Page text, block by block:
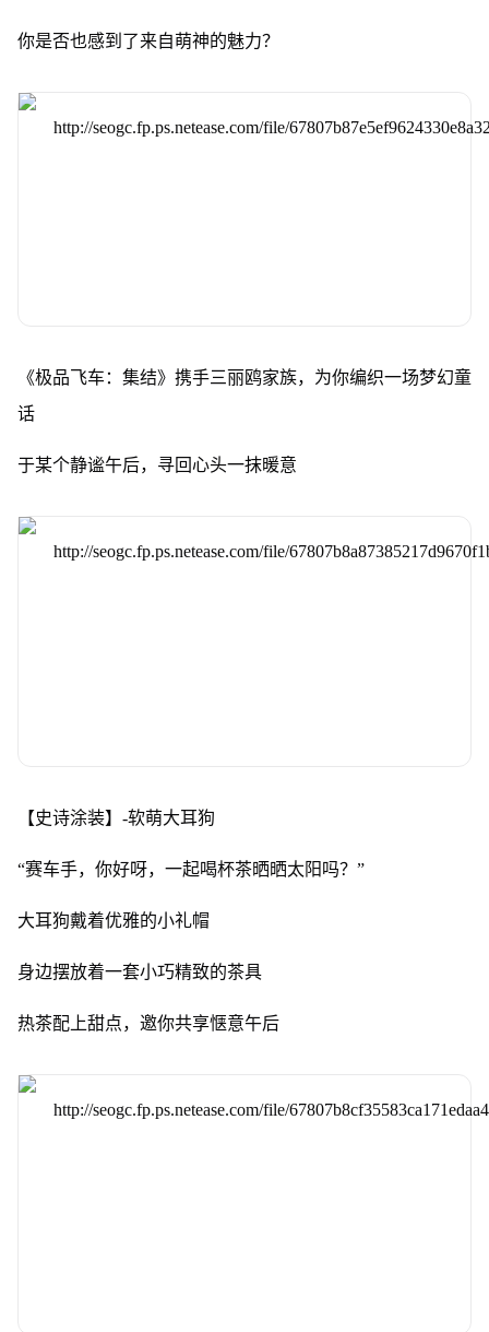
你是否也感到了来自萌神的魅力？
《极品飞车：集结》携手三丽鸥家族，为你编织一场梦幻童
话
于某个静谧午后，寻回心头一抹暖意
【史诗涂装】-软萌大耳狗
“赛车手，你好呀，一起喝杯茶晒晒太阳吗？”
大耳狗戴着优雅的小礼帽
身边摆放着一套小巧精致的茶具
热茶配上甜点，邀你共享惬意午后